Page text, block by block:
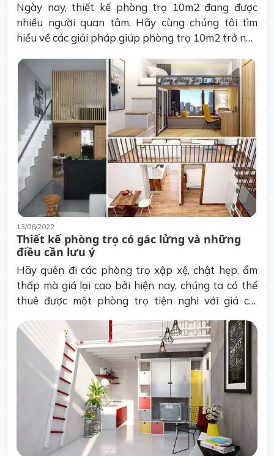
Ngày nay, thiết kế phòng trọ 10m2 đang được
nhiều người quan tâm. Hãy cùng chúng tôi tìm
hiểu về các giải pháp giúp phòng trọ 10m2 trở nên
13/06/2022
Thiết kế phòng trọ có gác lửng và những
điều cần lưu ý
Hãy quên đi các phòng trọ xập xệ, chật hẹp, ẩm
thấp mà giá lại cao bởi hiện nay, chúng ta có thể
thuê được một phòng trọ tiện nghi với giá chỉ
lửng là sự lựa chọn được nhiều khách thuê ưu
chuộng.